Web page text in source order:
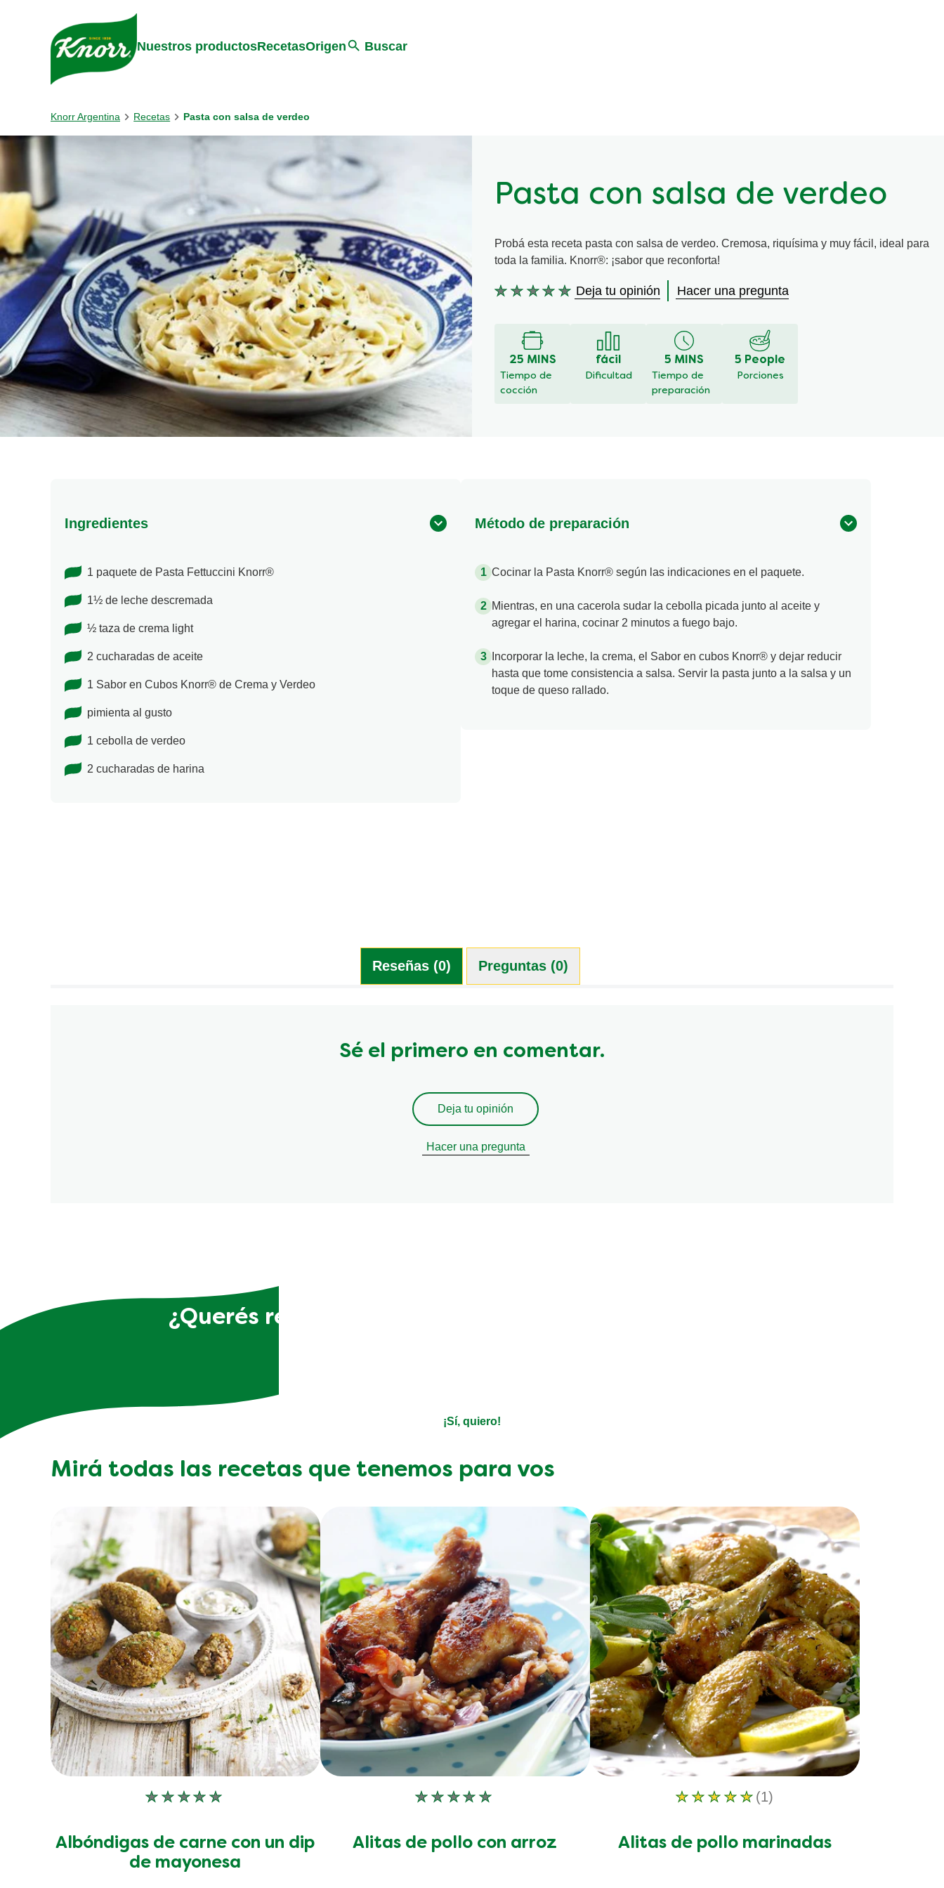
Skip to:
Nuestros productosRecetasOrigen Buscar
Knorr Argentina Recetas Pasta con salsa de verdeo
Pasta con salsa de verdeo
Probá esta receta pasta con salsa de verdeo. Cremosa, riquísima y muy fácil, ideal para
toda la familia. Knorr®: ¡sabor que reconforta!
No
enviado
calificaciones
para
este
recipe
Deja tu opinión Hacer una pregunta
25 MINS
Tiempo de
cocción
fácil
Dificultad
5 MINS
Tiempo de
preparación
5 People
Porciones
Ingredientes
1 paquete de Pasta Fettuccini Knorr®
1½ de leche descremada
½ taza de crema light
2 cucharadas de aceite
1 Sabor en Cubos Knorr® de Crema y Verdeo
pimienta al gusto
1 cebolla de verdeo
2 cucharadas de harina
Método de preparación
Cocinar la Pasta Knorr® según las indicaciones en el paquete.
Mientras, en una cacerola sudar la cebolla picada junto al aceite y
agregar el harina, cocinar 2 minutos a fuego bajo.
Incorporar la leche, la crema, el Sabor en cubos Knorr® y dejar reducir
hasta que tome consistencia a salsa. Servir la pasta junto a la salsa y un
toque de queso rallado.
Reseñas (0) Preguntas (0)
Sé el primero en comentar.
Deja tu opinión
Hacer una pregunta
¿Querés recibir recetas personalizadas, tips y noticias
¡Sí, quiero!
Mirá todas las recetas que tenemos para vos
No
enviado
calificaciones
para
Albóndigas de carne con un dip
de mayonesa
No
enviado
Alitas de pollo con arroz
La
de
(1)
Alitas de pollo marinadas